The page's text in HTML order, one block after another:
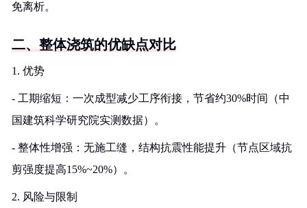
免离析。
二、整体浇筑的优缺点对比
1. 优势
- 工期缩短：一次成型减少工序衔接，节省约30%时间（中
国建筑科学研究院实测数据）。
- 整体性增强：无施工缝，结构抗震性能提升（节点区域抗
剪强度提高15%~20%）。
2. 风险与限制